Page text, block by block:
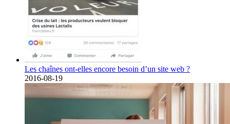
Les chaînes ont-elles encore besoin d’un site web ?
2016-08-19